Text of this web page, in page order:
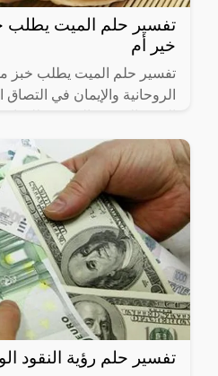
تفسير حلم الميت يطلب
خير أم
تفسير حلم الميت يطلب
الروحانية والإيمان في التصاق
الحلم
تفسير حلم رؤية النقود